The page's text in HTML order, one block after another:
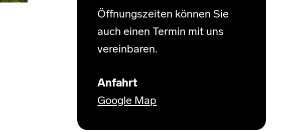
Öffnungszeiten können Sie
auch einen Termin mit uns
vereinbaren.
Anfahrt
Google Map